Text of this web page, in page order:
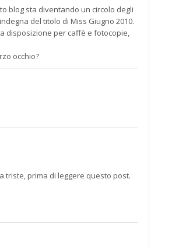
blog sta diventando un circolo degli
del titolo di Miss Giugno 2010.
a disposizione per caffè e fotocopie,
occhio?
triste, prima di leggere questo post.